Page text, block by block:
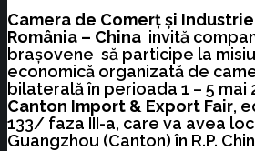
Camera de Comerț și Industrie
România – China invită
brașovene să participe la
economică organizată de
bilaterală în perioada 1 – 5 mai
Canton Import & Export Fair,
133/ faza III-a, care va avea
Guangzhou (Canton) în R.P.